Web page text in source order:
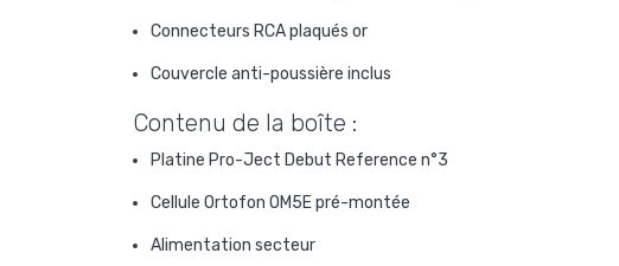
Connecteurs RCA plaqués or
Couvercle anti-poussière inclus
Contenu de la boîte :
Platine Pro-Ject Debut Reference n°3
Cellule Ortofon OM5E pré-montée
Alimentation secteur